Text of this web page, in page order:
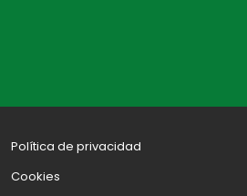
Política de privacidad
Cookies